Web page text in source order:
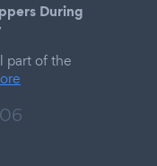
During
part of the